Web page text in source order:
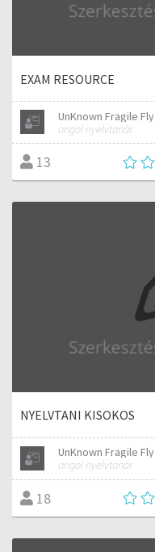
EXAM RESOURCE
UnKnown Fragile Fly
angol nyelvtanár
13
NYELVTANI KISOKOS
UnKnown Fragile Fly
angol nyelvtanár
18